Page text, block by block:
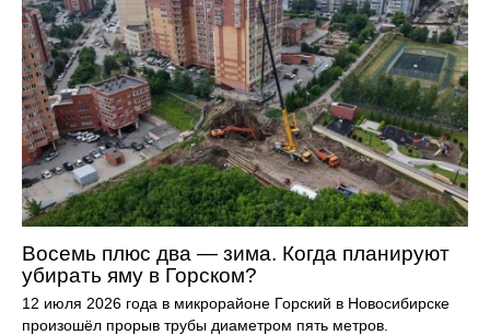
Восемь плюс два — зима. Когда планируют
убирать яму в Горском?
12 июля 2026 года в микрорайоне Горский в Новосибирске
произошёл прорыв трубы диаметром пять метров.